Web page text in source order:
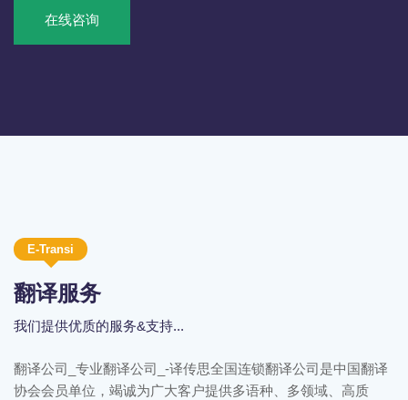
在线咨询
E-Transi
翻译服务
我们提供优质的服务&支持...
翻译公司_专业翻译公司_-译传思全国连锁翻译公司是中国翻译
协会会员单位，竭诚为广大客户提供多语种、多领域、高质